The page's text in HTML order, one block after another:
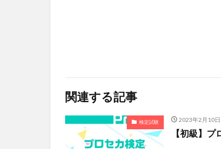
関連する記事
検定試験 2023年2月10日
【初級】プ